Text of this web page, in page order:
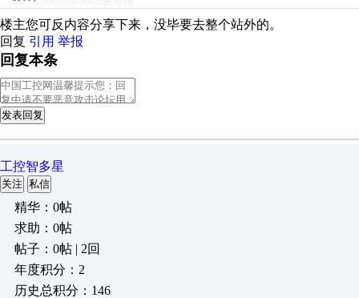
楼主您可反内容分享下来，没毕要去整个站外的。
回复 引用 举报
回复本条
发表回复
工控智多星
关注 私信
精华：0帖
求助：0帖
帖子：0帖 | 2回
年度积分：2
历史总积分：146